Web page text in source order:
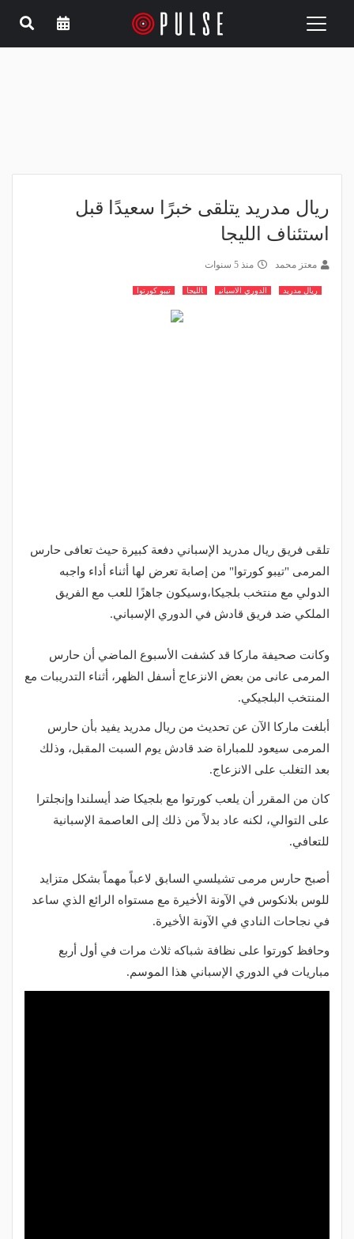
Toggle
ريال مدريد يتلقى خبرًا سعيدًا قبل
استئناف الليجا
معتز محمد منذ 5 سنوات
ريال مدريد الدوري الاسباني الليجا تيبو كورتوا
تلقى فريق ريال مدريد الإسباني دفعة كبيرة حيث تعافى حارس
المرمى "تيبو كورتوا" من إصابة تعرض لها أثناء أداء واجبه
الدولي مع منتخب بلجيكا،وسيكون جاهزًا للعب مع الفريق
الملكي ضد فريق قادش في الدوري الإسباني.
وكانت صحيفة ماركا قد كشفت الأسبوع الماضي أن حارس
المرمى عانى من بعض الانزعاج أسفل الظهر، أثناء التدريبات مع
المنتخب البلجيكي.
أبلغت ماركا الآن عن تحديث من ريال مدريد يفيد بأن حارس
المرمى سيعود للمباراة ضد قادش يوم السبت المقبل، وذلك
بعد التغلب على الانزعاج.
كان من المقرر أن يلعب كورتوا مع بلجيكا ضد أيسلندا وإنجلترا
على التوالي، لكنه عاد بدلاً من ذلك إلى العاصمة الإسبانية
للتعافي.
أصبح حارس مرمى تشيلسي السابق لاعباً مهماً بشكل متزايد
للوس بلانكوس في الآونة الأخيرة مع مستواه الرائع الذي ساعد
في نجاحات النادي في الآونة الأخيرة.
وحافظ كورتوا على نظافة شباكه ثلاث مرات في أول أربع
مباريات في الدوري الإسباني هذا الموسم.